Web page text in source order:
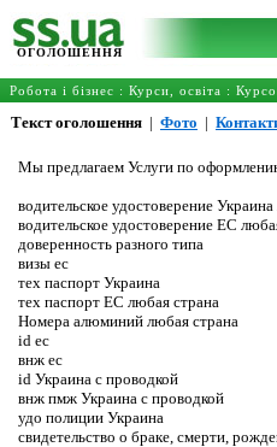
ОГОЛОШЕННЯ
Робота і бізнес : Курси, освіта :
Текст оголошення | Фото |
Мы предлагаем Услуги по
водительское удостоверение
водительское удостоверение ЕС
доверенность разного типа
визы ес
тех паспорт Украина
тех паспорт ЕС любая страна
Номера алюминий любая страна
id ec
внж ес
id Украина с проводкой
внж пмж Украина с проводкой
удо полиции Украина
свидетельство о браке, смерти,